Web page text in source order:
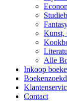
Kunst,
Alle
Inkoop
Contact